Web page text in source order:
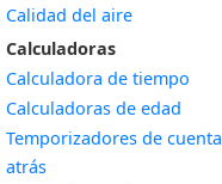
Calidad del aire
Calculadoras
Calculadora de tiempo
Calculadoras de edad
Temporizadores de cuenta
atrás